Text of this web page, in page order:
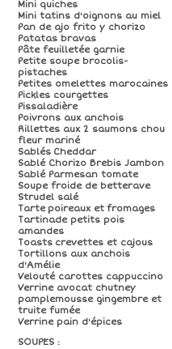
Mini quiches
Mini tatins d'oignons au miel
Pan de ajo frito y chorizo
Patatas bravas
Pâte feuilletée garnie
Petite soupe brocolis-
pistaches
Petites omelettes marocaines
Pickles courgettes
Pissaladière
Poivrons aux anchois
Rillettes aux 2 saumons chou
fleur mariné
Sablés Cheddar
Sablé Chorizo Brebis Jambon
Sablé Parmesan tomate
Soupe froide de betterave
Strudel salé
Tarte poireaux et fromages
Tartinade petits pois
amandes
Toasts crevettes et cajous
Tortillons aux anchois
d'Amélie
Velouté carottes cappuccino
Verrine avocat chutney
pamplemousse gingembre et
truite fumée
Verrine pain d'épices
SOUPES :